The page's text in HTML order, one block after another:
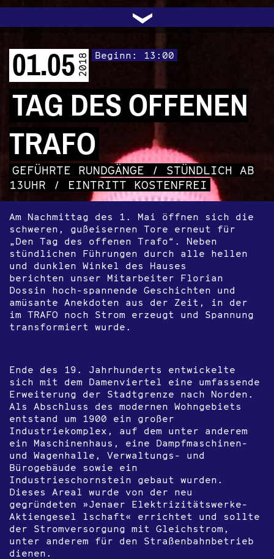
PROGRAMM
ARCHIV
AUDIO|VIDEO
LICHTBLICKE
TRANSIT
OFFENE TÜR
FACEBOOK
INSTAGRAM
KONTAKT
TRAFO
UNTERSTÜTZEN
POLITIK
›
TAG DES OFFENEN
TRAFO
GEFÜHRTE RUNDGÄNGE / STÜNDLICH AB
13UHR / EINTRITT KOSTENFREI
Beginn: 13:00
01.052018
Am Nachmittag des 1. Mai öffnen sich die
schweren, gußeisernen Tore erneut für
„Den Tag des offenen Trafo“. Neben
stündlichen Führungen durch alle hellen
und dunklen Winkel des Hauses
berichten unser Mitarbeiter Florian
Dossin hoch-spannende Geschichten und
amüsante Anekdoten aus der Zeit, in der
im TRAFO noch Strom erzeugt und Spannung
transformiert wurde.
Ende des 19. Jahrhunderts entwickelte
sich mit dem Damenviertel eine umfassende
Erweiterung der Stadtgrenze nach Norden.
Als Abschluss des modernen Wohngebiets
entstand um 1900 ein großer
Industriekomplex, auf dem unter anderem
ein Maschinenhaus, eine Dampfmaschinen-
und Wagenhalle, Verwaltungs- und
Bürogebäude sowie ein
Industrieschornstein gebaut wurden.
Dieses Areal wurde von der neu
gegründeten »Jenaer Elektrizitätswerke-
Aktiengesel lschaft« errichtet und sollte
der Stromversorgung mit Gleichstrom,
unter anderem für den Straßenbahnbetrieb
dienen.